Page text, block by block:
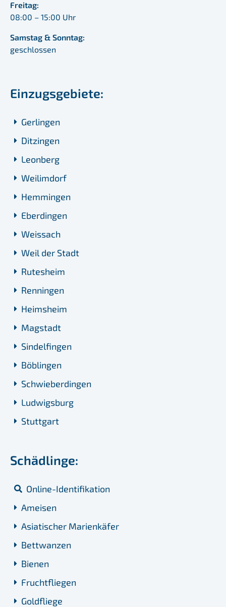
Freitag:
08:00 – 15:00 Uhr
Samstag & Sonntag:
geschlossen
Einzugsgebiete:
Gerlingen
Ditzingen
Leonberg
Weilimdorf
Hemmingen
Eberdingen
Weissach
Weil der Stadt
Rutesheim
Renningen
Heimsheim
Magstadt
Sindelfingen
Böblingen
Schwieberdingen
Ludwigsburg
Stuttgart
Schädlinge:
Online-Identifikation
Ameisen
Asiatischer Marienkäfer
Bettwanzen
Bienen
Fruchtfliegen
Goldfliege